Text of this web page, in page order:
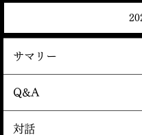
サマリー
Q&A
対話